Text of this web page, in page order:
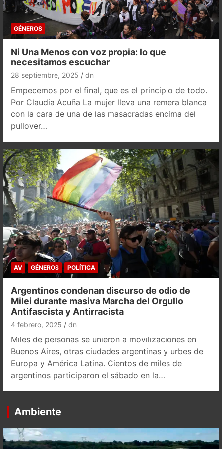
GÉNEROS
Ni Una Menos con voz propia: lo que
necesitamos escuchar
28 septiembre, 2025 dn
Empecemos por el final, que es el principio de todo.
Por Claudia Acuña La mujer lleva una remera blanca
con la cara de una de las masacradas encima del
pullover…
AV GÉNEROS POLÍTICA
Argentinos condenan discurso de odio de
Milei durante masiva Marcha del Orgullo
Antifascista y Antirracista
4 febrero, 2025 dn
Miles de personas se unieron a movilizaciones en
Buenos Aires, otras ciudades argentinas y urbes de
Europa y América Latina. Cientos de miles de
argentinos participaron el sábado en la…
Ambiente